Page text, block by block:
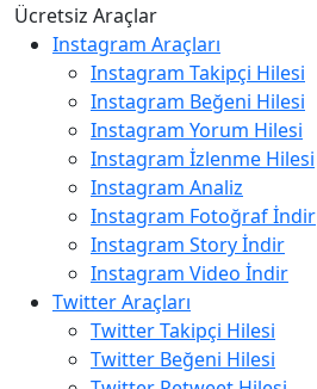
Ücretsiz Araçlar
Instagram Araçları
Instagram Takipçi Hilesi
Instagram Beğeni Hilesi
Instagram Yorum Hilesi
Instagram İzlenme Hilesi
Instagram Analiz
Instagram Fotoğraf İndir
Instagram Story İndir
Instagram Video İndir
Twitter Araçları
Twitter Takipçi Hilesi
Twitter Beğeni Hilesi